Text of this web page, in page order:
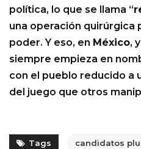
política, lo que se llama “
una operación quirúrgica
poder. Y eso, en México,
siempre empieza en
con el pueblo reducido a
del juego que otros
Tags candidatos